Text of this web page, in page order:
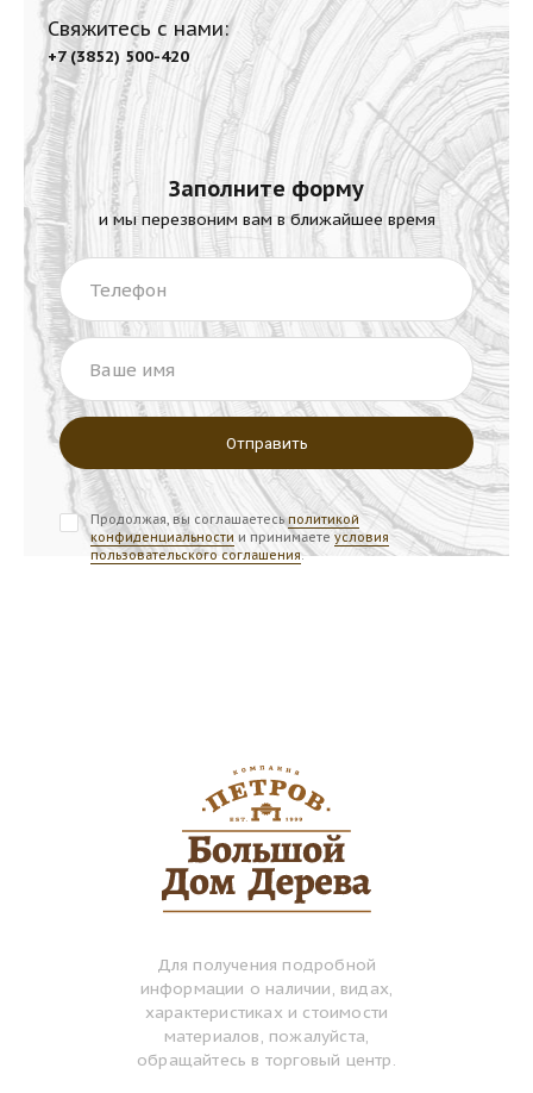
Свяжитесь с нами:
+7 (3852) 500-420
Заполните форму
и мы перезвоним вам в ближайшее время
Телефон
Ваше имя
Продолжая, вы соглашаетесьполитикой
конфиденциальности и принимаете условия
пользовательского соглашения.
Для получения подробной
информации о наличии, видах,
характеристиках и стоимости
материалов, пожалуйста,
обращайтесь в торговый центр.